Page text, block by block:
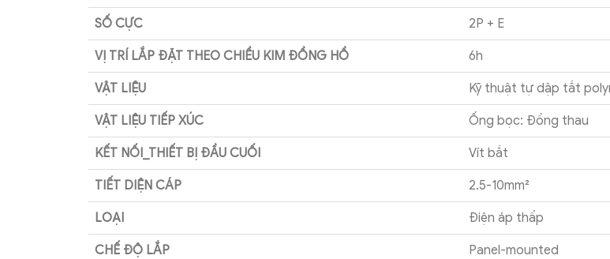
SỐ CỰC 2P + E
VỊ TRÍ LẮP ĐẶT THEO CHIỀU KIM ĐỒNG HỒ 6h
VẬT LIỆU Kỹ thuật tự dập tắt
VẬT LIỆU TIẾP XÚC Ống bọc: Đồng thau
KẾT NỐI_THIẾT BỊ ĐẦU CUỐI Vít bắt
TIẾT DIỆN CÁP 2.5-10mm²
LOẠI Điện áp thấp
CHẾ ĐỘ LẮP Panel-mounted